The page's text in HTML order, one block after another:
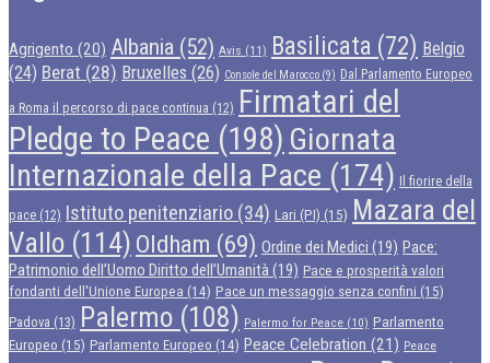
Agrigento (20) Albania (52) Avis (11) Basilicata (72) Belgio
(24) Berat (28) Bruxelles (26) Console del Marocco (9) Dal Parlamento Europeo
a Roma il percorso di pace continua (12) Firmatari del
Pledge to Peace (198) Giornata
Internazionale della Pace (174) Il fiorire della
pace (12) Istituto penitenziario (34) Lari (PI) (15) Mazara del
Vallo (114) Oldham (69) Ordine dei Medici (19) Pace:
Patrimonio dell’Uomo Diritto dell’Umanità(19) Pace e prosperità valori
fondanti dell'Unione Europea (14) Pace un messaggio senza confini (15)
Padova (13) Palermo (108) Palermo for Peace (10) Parlamento
Europeo (15) Parlamento Europeo (14) Peace Celebration (21) Peace